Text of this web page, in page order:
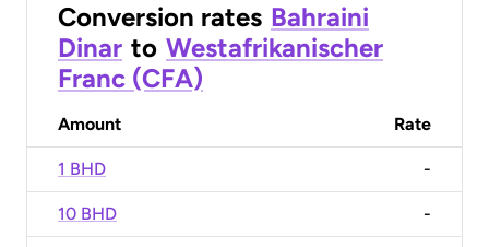
Conversion rates Bahraini
Dinar to Westafrikanischer
Franc (CFA)
Amount Rate
1 BHD -
10 BHD -